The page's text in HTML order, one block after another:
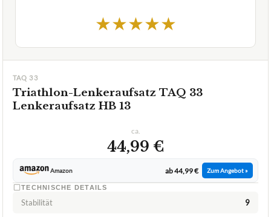
★★★★★
TAQ 33
Triathlon-Lenkeraufsatz TAQ 33
Lenkeraufsatz HB 13
ca.
44,99 €
Amazon ab 44,99 € Zum Angebot »
TECHNISCHE DETAILS
Stabilität 9